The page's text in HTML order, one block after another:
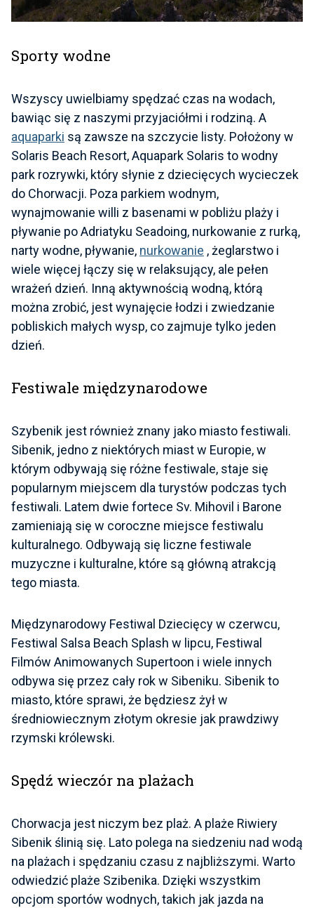
Sporty wodne
Wszyscy uwielbiamy spędzać czas na wodach,
bawiąc się z naszymi przyjaciółmi i rodziną. A
aquaparki są zawsze na szczycie listy. Położony w
Solaris Beach Resort, Aquapark Solaris to wodny
park rozrywki, który słynie z dziecięcych wycieczek
do Chorwacji. Poza parkiem wodnym,
wynajmowanie willi z basenami w pobliżu plaży i
pływanie po Adriatyku Seadoing, nurkowanie z rurką,
narty wodne, pływanie, nurkowanie , żeglarstwo i
wiele więcej łączy się w relaksujący, ale pełen
wrażeń dzień. Inną aktywnością wodną, którą
można zrobić, jest wynajęcie łodzi i zwiedzanie
pobliskich małych wysp, co zajmuje tylko jeden
dzień.
Festiwale międzynarodowe
Szybenik jest również znany jako miasto festiwali.
Sibenik, jedno z niektórych miast w Europie, w
którym odbywają się różne festiwale, staje się
popularnym miejscem dla turystów podczas tych
festiwali. Latem dwie fortece Sv. Mihovil i Barone
zamieniają się w coroczne miejsce festiwalu
kulturalnego. Odbywają się liczne festiwale
muzyczne i kulturalne, które są główną atrakcją
tego miasta.
Międzynarodowy Festiwal Dziecięcy w czerwcu,
Festiwal Salsa Beach Splash w lipcu, Festiwal
Filmów Animowanych Supertoon i wiele innych
odbywa się przez cały rok w Sibeniku. Sibenik to
miasto, które sprawi, że będziesz żył w
średniowiecznym złotym okresie jak prawdziwy
rzymski królewski.
Spędź wieczór na plażach
Chorwacja jest niczym bez plaż. A plaże Riwiery
Sibenik ślinią się. Lato polega na siedzeniu nad wodą
na plażach i spędzaniu czasu z najbliższymi. Warto
odwiedzić plaże Szibenika. Dzięki wszystkim
opcjom sportów wodnych, takich jak jazda na